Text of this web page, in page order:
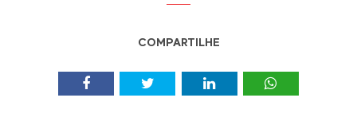
COMPARTILHE